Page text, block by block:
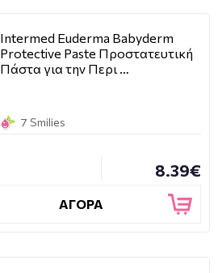
Intermed Euderma Babyderm
Protective Paste Προστατευτική
Πάστα για την Περι …
7 Smilies
8.39€
ΑΓΟΡΑ